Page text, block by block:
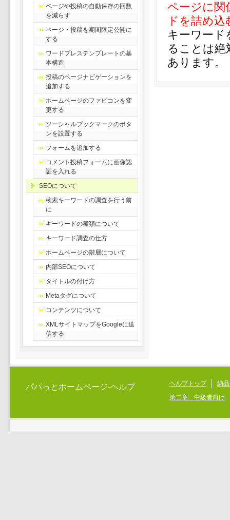
ページに関
ドを詰め
キーワード
ることは
あります。
ページや投稿の自動保存の回数
を減らす
ページ・投稿を期間限定公開に
する
ワードプレステンプレートの基
本構造
投稿のページナビゲーションを
追加する
ホームページのファビコンを変
更する
ソーシャルブックマークのボタ
ンを設置する
フォームを追加する
コメント投稿フォームに画像認
証を入れる
SEOについて
検索キーワードの調査を行う前
に
キーワードの種類について
キーワード調査の仕方
ホームページの階層について
内部SEOについて
タイトルの付け方
Metaタグについて
コンテンツについて
XMLサイトマップをGoogleに送
信する
パパっとホームページ-ヘルプ ヘルプトップ
納
第二章 中級者向け